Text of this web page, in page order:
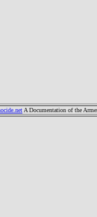
A Documentation of the